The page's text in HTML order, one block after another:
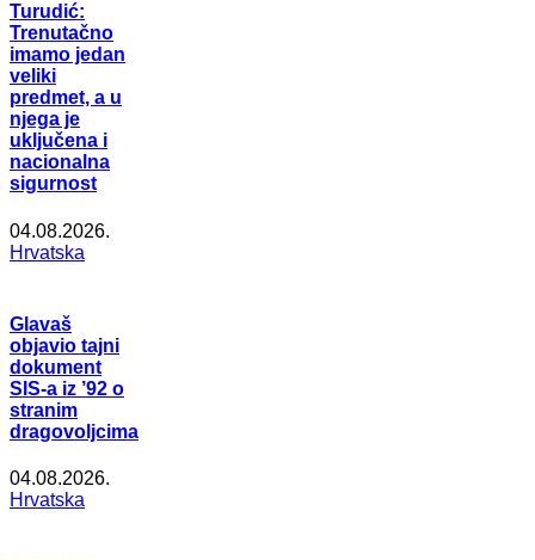
Turudić:
Trenutačno
imamo jedan
veliki
predmet, a u
njega je
uključena i
nacionalna
sigurnost
04.08.2026.
Hrvatska
Glavaš
objavio tajni
dokument
SIS-a iz ’92 o
stranim
dragovoljcima
04.08.2026.
Hrvatska